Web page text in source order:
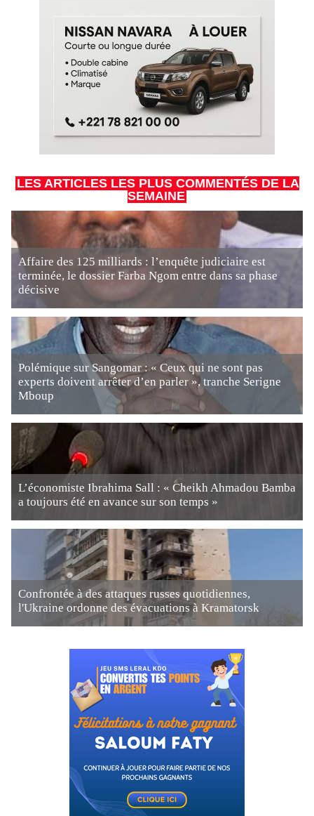
LES ARTICLES LES PLUS COMMENTÉS DE LA
SEMAINE
Affaire des 125 milliards : l’enquête judiciaire est
terminée, le dossier Farba Ngom entre dans sa phase
décisive
Polémique sur Sangomar : « Ceux qui ne sont pas
experts doivent arrêter d’en parler », tranche Serigne
Mboup
L’économiste Ibrahima Sall : « Cheikh Ahmadou Bamba
a toujours été en avance sur son temps »
Confrontée à des attaques russes quotidiennes,
l'Ukraine ordonne des évacuations à Kramatorsk